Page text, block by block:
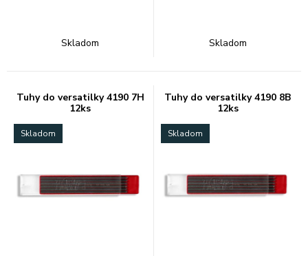
Skladom Skladom
Tuhy do versatilky 4190 7H
12ks
Skladom
Tuhy do versatilky 4190 8B
12ks
Skladom